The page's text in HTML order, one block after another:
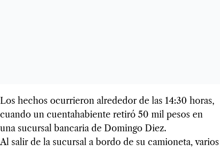
Los hechos ocurrieron alrededor de las 14:30 horas,
cuando un cuentahabiente retiró 50 mil pesos en
una sucursal bancaria de Domingo Diez.
Al salir de la sucursal a bordo de su camioneta, varios